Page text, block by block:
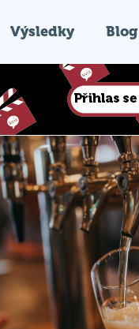
Výsledky Blog